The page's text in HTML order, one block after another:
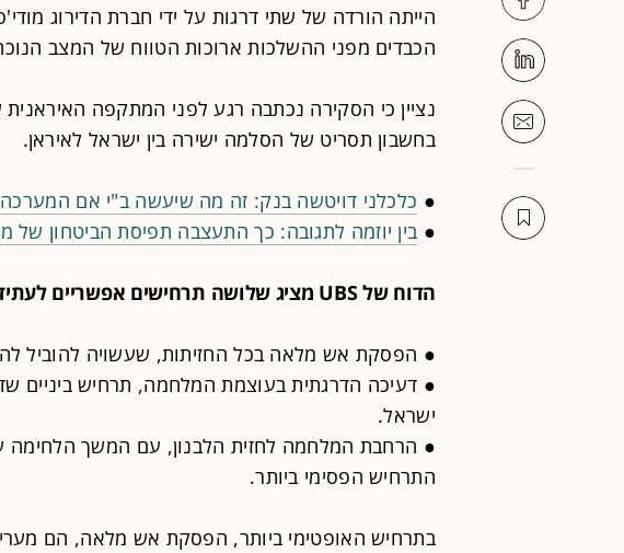
הייתה הורדה של שתי דרגות על ידי חברת הדירוג
הכבדים מפני ההשלכות ארוכות הטווח של המצב
נציין כי הסקירה נכתבה רגע לפני המתקפה
בחשבון תסריט של הסלמה ישירה בין ישראל לאיראן.
● כלכלני דויטשה בנק: זה מה שיעשה ב"י אם
● בין יוזמה לתגובה: כך התעצבה תפיסת הביטחון של
הדוח של UBS מציג שלושה תרחישים אפשריים לעתיד הקרוב. אלו הם:
● הפסקת אש מלאה בכל החזיתות, שעשויה להוביל
● דעיכה הדרגתית בעוצמת המלחמה, תרחיש ביניים
ישראל.
התרחיש הפסימי ביותר.
בתרחיש האופטימי ביותר, הפסקת אש מלאה, הם